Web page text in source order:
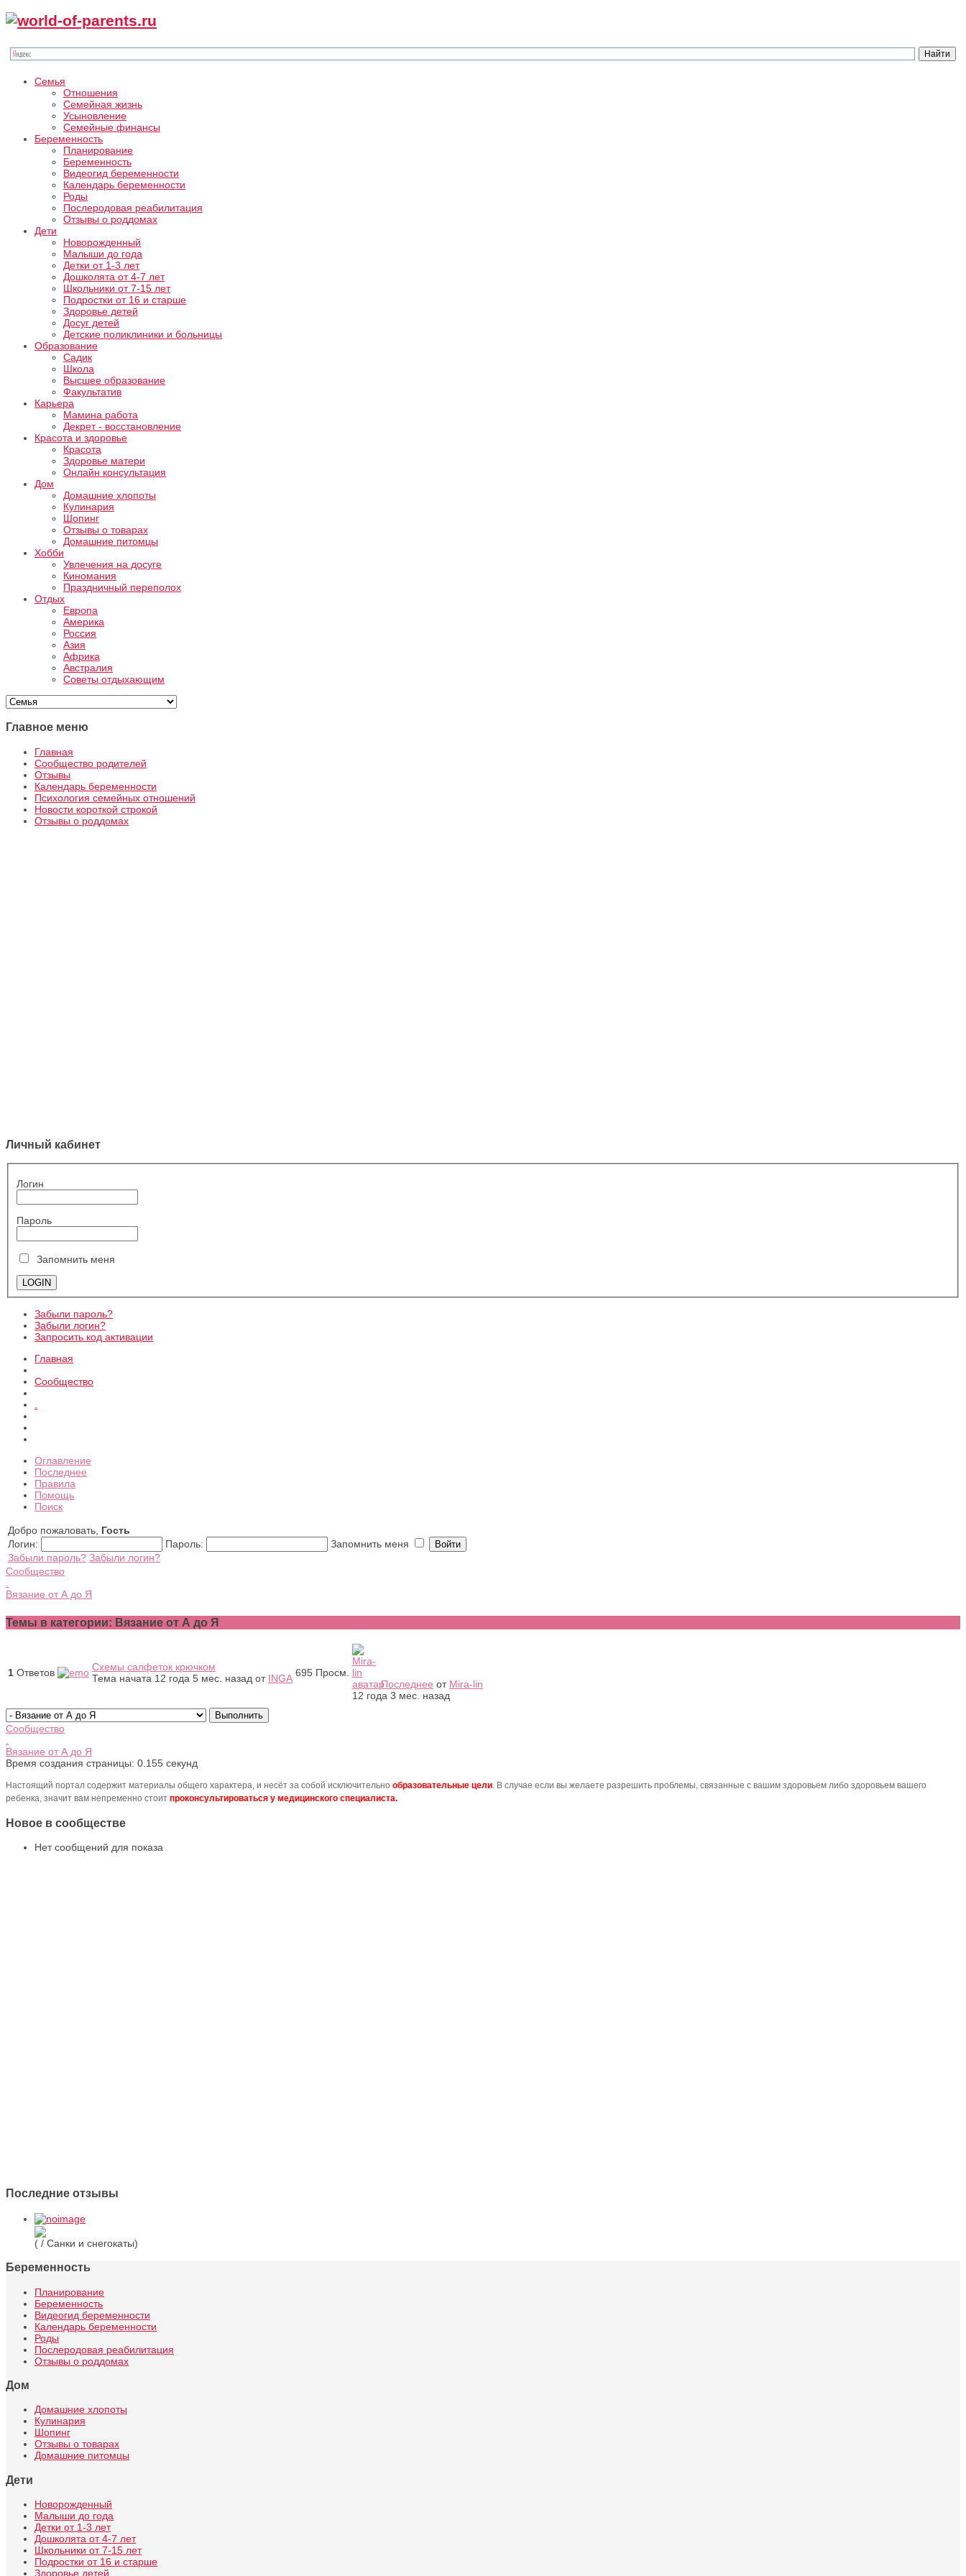
Семья
Отношения
Семейная жизнь
Усыновление
Семейные финансы
Беременность
Планирование
Беременность
Видеогид беременности
Календарь беременности
Роды
Послеродовая реабилитация
Отзывы о роддомах
Дети
Новорожденный
Малыши до года
Детки от 1-3 лет
Дошколята от 4-7 лет
Школьники от 7-15 лет
Подростки от 16 и старше
Здоровье детей
Досуг детей
Детские поликлиники и больницы
Образование
Садик
Школа
Высшее образование
Факультатив
Карьера
Мамина работа
Декрет - восстановление
Красота и здоровье
Красота
Здоровье матери
Онлайн консультация
Дом
Домашние хлопоты
Кулинария
Шопинг
Отзывы о товарах
Домашние питомцы
Хобби
Увлечения на досуге
Киномания
Праздничный переполох
Отдых
Европа
Америка
Россия
Азия
Африка
Австралия
Советы отдыхающим
Главное меню
Главная
Сообщество родителей
Отзывы
Календарь беременности
Психология семейных отношений
Новости короткой строкой
Отзывы о роддомах
Личный кабинет
Логин
Пароль
Запомнить меня
Забыли пароль?
Забыли логин?
Запросить код активации
Главная
Сообщество
Оглавление
Последнее
Правила
Помощь
Поиск
Добро пожаловать, Гость
Логин:
Пароль:
Запомнить меня
Забыли пароль? Забыли логин?
Сообщество
Вязание от А до Я
Темы в категории: Вязание от А до Я
1 Ответов
Схемы салфеток крючком
Тема начата 12 года 5 мес. назад от INGA 695 Просм.
Последнее от Mira-lin
12 года 3 мес. назад
Сообщество
Вязание от А до Я
Время создания страницы: 0.155 секунд
Настоящий портал содержит материалы общего характера, и несёт за собой исключительно образовательные цели . В случае если вы желаете разрешить проблемы, связанные с вашим здоровьем либо здоровьем вашего
ребенка, значит вам непременно стоит проконсультироваться у медицинского специалиста.
Новое в сообществе
Нет сообщений для показа
Последние отзывы
( / Санки и снегокаты)
Беременность
Планирование
Беременность
Видеогид беременности
Календарь беременности
Роды
Послеродовая реабилитация
Отзывы о роддомах
Дом
Домашние хлопоты
Кулинария
Шопинг
Отзывы о товарах
Домашние питомцы
Дети
Новорожденный
Малыши до года
Детки от 1-3 лет
Дошколята от 4-7 лет
Школьники от 7-15 лет
Подростки от 16 и старше
Здоровье детей